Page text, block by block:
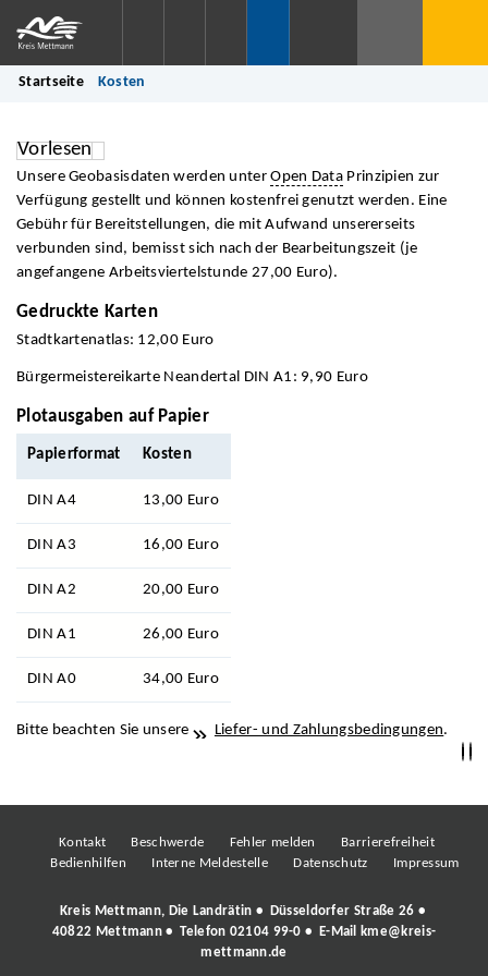
Startseite Kosten
Vorlesen
Unsere Geobasisdaten werden unterOpen Data Prinzipien zur
Verfügung gestellt und können kostenfrei genutzt werden. Eine
Gebühr für Bereitstellungen, die mit Aufwand unsererseits
verbunden sind, bemisst sich nach der Bearbeitungszeit (je
angefangene Arbeitsviertelstunde 27,00 Euro).
Gedruckte Karten
Stadtkartenatlas: 12,00 Euro
Bürgermeistereikarte Neandertal DIN A1: 9,90 Euro
Plotausgaben auf Papier
Papierformat Kosten
DIN A4 13,00 Euro
DIN A3 16,00 Euro
DIN A2 20,00 Euro
DIN A1 26,00 Euro
DIN A0 34,00 Euro
Bitte beachten Sie unsere Liefer- und Zahlungsbedingungen.
Kontakt Beschwerde Fehler melden
Barrierefreiheit
Bedienhilfen
Interne Meldestelle Datenschutz Impressum
Kreis Mettmann, Die Landrätin • Düsseldorfer Straße 26 •
40822 Mettmann • Telefon 02104 99-0 • E-Mail
kme@kreis-
mettmann.de